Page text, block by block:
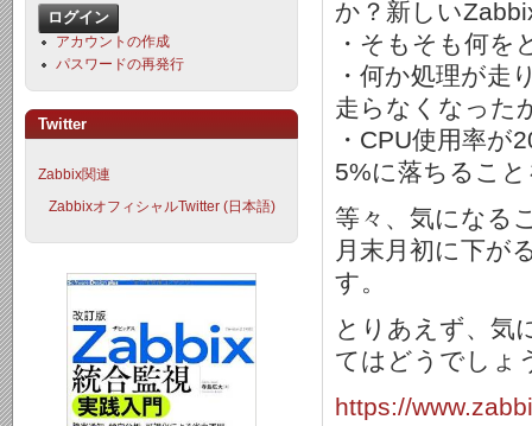
か？新しい
・そもそも何を
・何か処理が走
走らなくなった
・CPU使用率
5%に落ちるこ
等々、気になる
月末月初に下が
す。
とりあえず、気
てはどうでしょ
https://
アカウントの作成
パスワードの再発行
Twitter
Zabbix関連
ZabbixオフィシャルTwitter (日本語)